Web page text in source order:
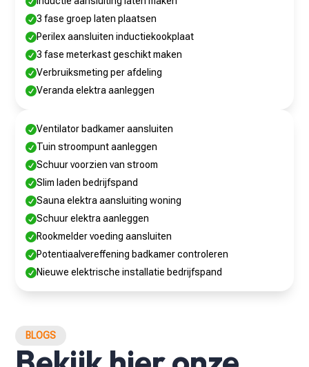
3 fase groep laten plaatsen
Perilex aansluiten inductiekookplaat
3 fase meterkast geschikt maken
Verbruiksmeting per afdeling
Veranda elektra aanleggen
Ventilator badkamer aansluiten
Tuin stroompunt aanleggen
Schuur voorzien van stroom
Slim laden bedrijfspand
Sauna elektra aansluiting woning
Schuur elektra aanleggen
Rookmelder voeding aansluiten
Potentiaalvereffening badkamer controleren
Nieuwe elektrische installatie bedrijfspand
BLOGS